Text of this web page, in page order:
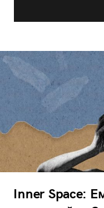
Inner Space: